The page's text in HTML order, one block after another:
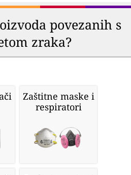
povezanih s
zraka?
Zaštitne maske i
respiratori